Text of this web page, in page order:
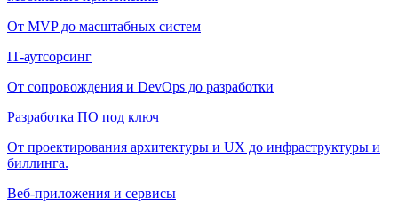
От MVP до масштабных систем
IT-аутсорсинг
От сопровождения и DevOps до разработки
Разработка ПО под ключ
От проектирования архитектуры и UX до инфраструктуры и
биллинга.
Веб-приложения и сервисы